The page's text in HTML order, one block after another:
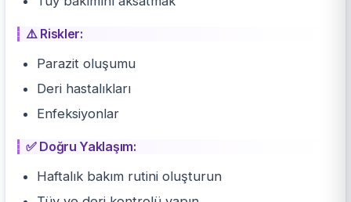
⚠️ Riskler:
Parazit oluşumu
Deri hastalıkları
Enfeksiyonlar
✅ Doğru Yaklaşım:
Haftalık bakım rutini oluşturun